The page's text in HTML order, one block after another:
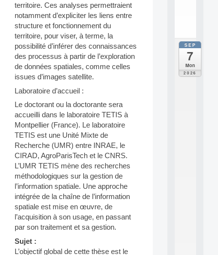
territoire. Ces analyses permettraient
notamment d’expliciter les liens entre
structure et fonctionnement du
territoire, pour viser, à terme, la
possibilité d’inférer des connaissances
des processus à partir de l’exploration
de données spatiales, comme celles
issues d’images satellite.
Laboratoire d’accueil :
Le doctorant ou la doctorante sera
accueilli dans le laboratoire TETIS à
Montpellier (France). Le laboratoire
TETIS est une Unité Mixte de
Recherche (UMR) entre INRAE, le
CIRAD, AgroParisTech et le CNRS.
L’UMR TETIS mène des recherches
méthodologiques sur la gestion de
l’information spatiale. Une approche
intégrée de la chaîne de l’information
spatiale est mise en œuvre, de
l’acquisition à son usage, en passant
par son traitement et sa gestion.
Sujet :
L’objectif global de cette thèse est le
SEP
7
Mon
2026